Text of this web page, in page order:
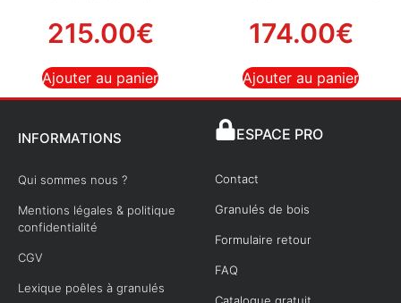
215.00€
Ajouter au panier
174.00€
Ajouter au panier
INFORMATIONS
Qui sommes nous ?
Mentions légales & politique
confidentialité
CGV
Lexique poêles à granulés
ESPACE PRO
Contact
Granulés de bois
Formulaire retour
FAQ